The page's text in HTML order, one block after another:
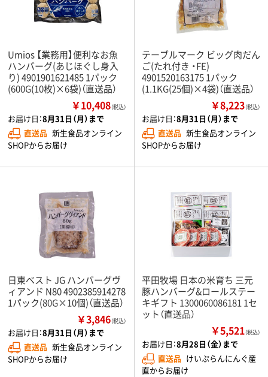
Umios 【業務用】便利なお魚
ハンバーグ(あじほぐし身入
り) 4901901621485 1パック
(600G(10枚)×6袋)（直送品）
￥10,408（税込）
お届け日：8月31日（月）まで
直送品 新生食品オンライン
SHOPからお届け
テーブルマーク ビッグ肉だん
ご(たれ付き ・FE)
4901520163175 1パック
(1.1KG(25個)×4袋)（直送品）
￥8,223（税込）
お届け日：8月31日（月）まで
直送品 新生食品オンライン
SHOPからお届け
日東ベスト JG ハンバーグヴ
ィアンド N80 4902385914278
1パック(80G×10個)（直送品）
￥3,846（税込）
お届け日：8月31日（月）まで
直送品 新生食品オンライン
SHOPからお届け
平田牧場 日本の米育ち 三元
豚ハンバーグ&ロールステー
キギフト 1300060086181 1セ
ット（直送品）
￥5,521（税込）
お届け日：8月28日（金）まで
直送品 けいぷらんにんぐ産
直からお届け